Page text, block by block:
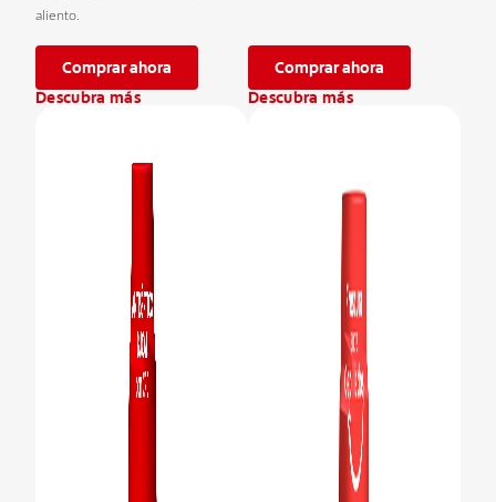
aliento.
Comprar ahora
Descubra más
Comprar ahora
Descubra más